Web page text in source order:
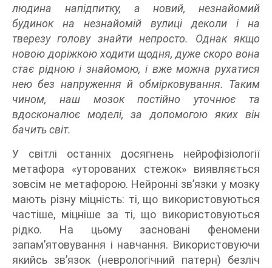
людина напідпитку, а новий, незнайомий
будинок на незнайомій вулиці деколи і на
тверезу голову знайти непросто. Однак якщо
новою доріжкою ходити щодня, дуже скоро вона
стає рідною і знайомою, і вже можна рухатися
нею без напруження й обмірковування. Таким
чином, наш мозок постійно уточнює та
вдосконалює моделі, за допомогою яких він
бачить світ.
У світлі останніх досягнень нейрофізіології
метафора «уторованих стежок» виявляється
зовсім не метафорою. Нейронні зв’язки у мозку
мають різну міцність: ті, що використовуються
частіше, міцніше за ті, що використовуються
рідко. На цьому засновані феномени
запам’ятовування і навчання. Використовуючи
якийсь зв’язок (неврологічний патерн) безліч